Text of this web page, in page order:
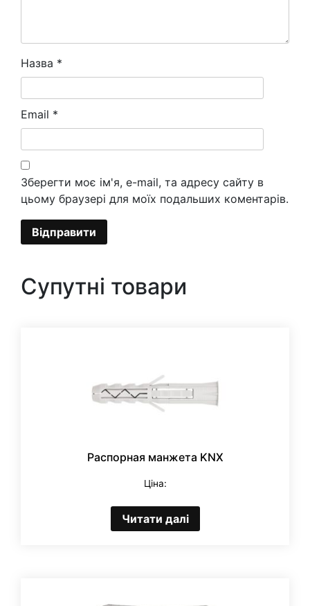
Назва *
Email *
Зберегти моє ім'я, e-mail, та адресу сайту в
цьому браузері для моїх подальших коментарів.
Супутні товари
Распорная манжета KNX
Ціна:
Читати далі